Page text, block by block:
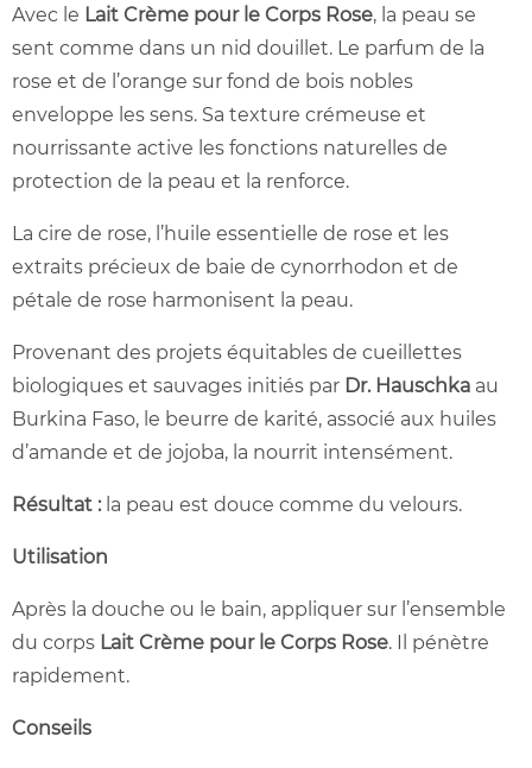
Avec le Lait Crème pour le Corps Rose, la peau se
sent comme dans un nid douillet. Le parfum de la
rose et de l’orange sur fond de bois nobles
enveloppe les sens. Sa texture crémeuse et
nourrissante active les fonctions naturelles de
protection de la peau et la renforce.
La cire de rose, l’huile essentielle de rose et les
extraits précieux de baie de cynorrhodon et de
pétale de rose harmonisent la peau.
Provenant des projets équitables de cueillettes
biologiques et sauvages initiés par Dr. Hauschka au
Burkina Faso, le beurre de karité, associé aux huiles
d’amande et de jojoba, la nourrit intensément.
Résultat :la peau est douce comme du velours.
Utilisation
Après la douche ou le bain, appliquer sur l’ensemble
du corps Lait Crème pour le Corps Rose. Il pénètre
rapidement.
Conseils